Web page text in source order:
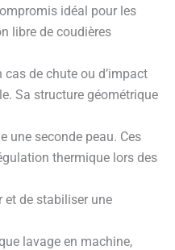
idéal pour les
libre de coudières
de chute ou d’impact
Sa structure géométrique
une seconde peau. Ces
thermique lors des
et de stabiliser une
lavage en machine,